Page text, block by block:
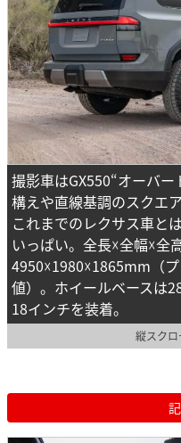
撮影車はGX550“オーバ
構えや直線基調のスクエ
これまでのレクサス車と
いっぱい。全長☓全幅☓全高
4950☓1980☓1865mm（
値）。ホイールベースは
18インチを装着。
縦スク